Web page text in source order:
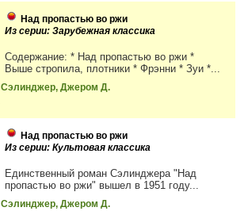
Над пропастью во ржи
Из серии: Зарубежная классика
Содержание: * Над пропастью во ржи *
Выше стропила, плотники * Фрэнни * Зуи *...
Сэлинджер, Джером Д.
Над пропастью во ржи
Из серии: Культовая классика
Единственный роман Сэлинджера "Над
пропастью во ржи" вышел в 1951 году...
Сэлинджер, Джером Д.